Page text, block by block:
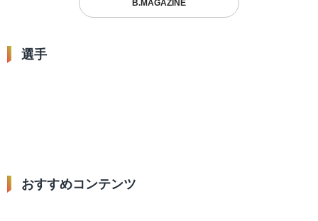
B.MAGAZINE
選手
0 3
おすすめコンテンツ​